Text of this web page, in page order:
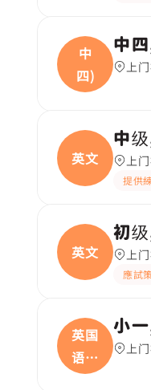
中
四)
中
上
英文
中
上
提供
英文
初
上
應試
英国
语文
(
小
上